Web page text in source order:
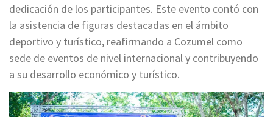
dedicación de los participantes. Este evento contó con
la asistencia de figuras destacadas en el ámbito
deportivo y turístico, reafirmando a Cozumel como
sede de eventos de nivel internacional y contribuyendo
a su desarrollo económico y turístico.